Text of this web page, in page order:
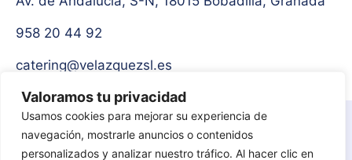
Valoramos tu privacidad
Usamos cookies para mejorar su experiencia de
navegación, mostrarle anuncios o contenidos
personalizados y analizar nuestro tráfico. Al hacer clic en
958 20 44 92
catering@velazquezsl.es
Aviso Legal Política de privacidad